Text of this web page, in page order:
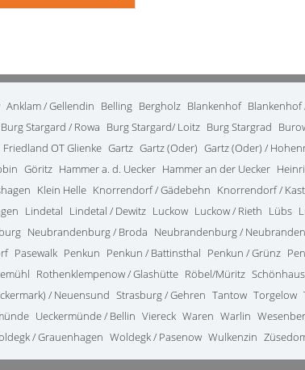
Anklam / Gellendin Belling Bergholz Blankenhof Blankenhof
Burg Stargard / Rowa Burg Stargard/ Loitz Burg Stargrad
Friedland OT Glienke Gartz Gartz (Oder) Gartz (Oder) /
Göritz Hammer a. d. Uecker Hammer an der Uecker
Klein Helle Knorrendorf / Gädebehn Knorrendorf /
Lindetal Lindetal / Dewitz Luckow Luckow / Rieth Lübs
Neubrandenburg / Broda Neubrandenburg /
Pasewalk Penkun Penkun / Battinsthal Penkun / Grünz
Rothenklempenow / Glashütte Röbel/Müritz
/ Neuensund Strasburg / Gehren Tantow Torgelow
Ueckermünde / Bellin Viereck Waren Warlin
/ Grauenhagen Woldegk / Pasenow Wulkenzin